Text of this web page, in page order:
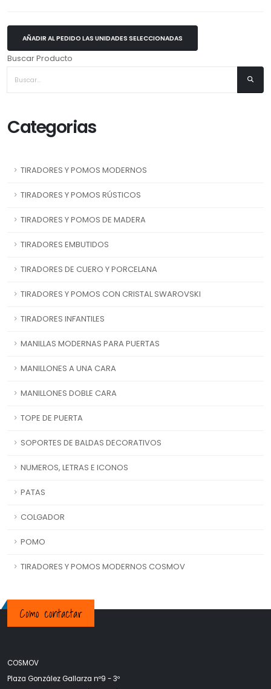
Buscar Producto
Categorias
TIRADORES Y POMOS MODERNOS
TIRADORES Y POMOS RÚSTICOS
TIRADORES Y POMOS DE MADERA
TIRADORES EMBUTIDOS
TIRADORES DE CUERO Y PORCELANA
TIRADORES Y POMOS CON CRISTAL SWAROVSKI
TIRADORES INFANTILES
MANILLAS MODERNAS PARA PUERTAS
MANILLONES A UNA CARA
MANILLONES DOBLE CARA
TOPE DE PUERTA
SOPORTES DE BALDAS DECORATIVOS
NUMEROS, LETRAS E ICONOS
PATAS
COLGADOR
POMO
TIRADORES Y POMOS MODERNOS COSMOV
AÑADIR AL PEDIDO LAS UNIDADES SELECCIONADAS
Como contactar
COSMOV
Plaza González Gallarza nº9 - 3º